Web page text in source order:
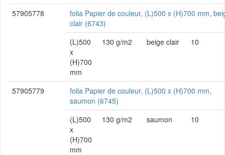
57905778
folia Papier de couleur, (L)500 x (H)700 mm,
clair (6743)
(L)500
x
(H)700
mm
130 g/m2 beige clair 10
57905779
folia Papier de couleur, (L)500 x (H)700 mm,
saumon (6745)
(L)500
x
(H)700
mm
130 g/m2 saumon 10